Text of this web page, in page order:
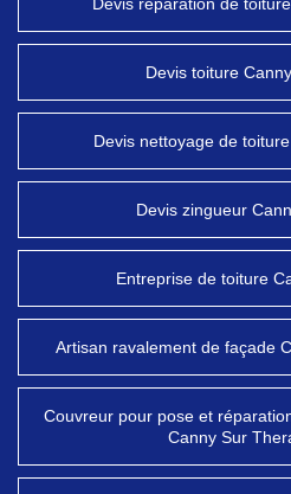
Devis toiture
Devis nettoyage de
Devis zingueur
Entreprise de toiture
Artisan ravalement de façade
Couvreur pour pose et
Canny Sur